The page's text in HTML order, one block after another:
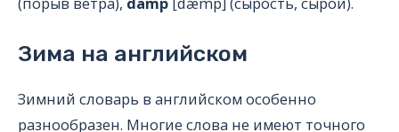
Зима на английском
Зимний словарь в английском особенно
разнообразен. Многие слова не имеют точного